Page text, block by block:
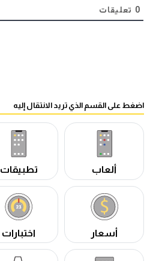
0 تعليقات
اضغط على القسم الذي تريد الانتقال إليه
ألعاب تطبيقات
أسعار اختبارات